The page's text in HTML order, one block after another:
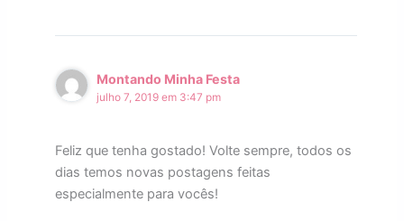
Montando Minha Festa
julho 7, 2019 em 3:47 pm
Feliz que tenha gostado! Volte sempre, todos os
dias temos novas postagens feitas
especialmente para vocês!